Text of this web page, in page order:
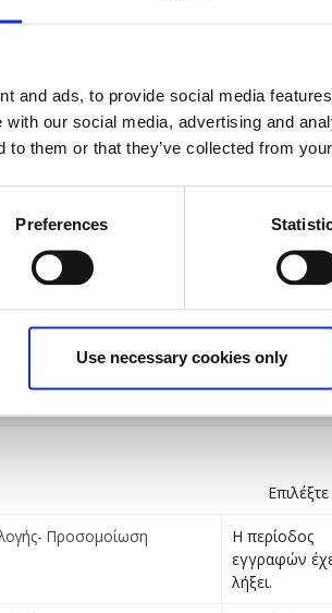
and ads, to provide social media
our social media, advertising and
to them or that they’ve collected from
Preferences
Use necessary cookies only
εργασίας | 11:30-12:45
λήξει.
ιδέα; | 11:30-12:45
Η περίοδος
καλών
εγγραφών
Προσομοίωση
Η περίοδος
εγγραφών
λήξει.